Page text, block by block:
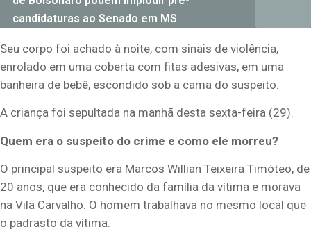
candidaturas ao Senado em MS
Seu corpo foi achado à noite, com sinais de violência,
enrolado em uma coberta com fitas adesivas, em uma
banheira de bebê, escondido sob a cama do suspeito.
A criança foi sepultada na manhã desta sexta-feira (29).
Quem era o suspeito do crime e como ele morreu?
O principal suspeito era Marcos Willian Teixeira Timóteo, de
20 anos, que era conhecido da família da vítima e morava
na Vila Carvalho. O homem trabalhava no mesmo local que
o padrasto da vítima.